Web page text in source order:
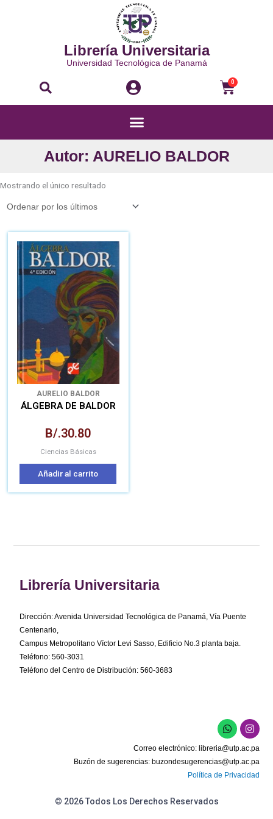
Librería Universitaria
Universidad Tecnológica de Panamá
Buscar 0
Menú
Autor: AURELIO BALDOR
Mostrando el único resultado
AURELIO BALDOR
ÁLGEBRA DE BALDOR
B/.30.80
Ciencias Básicas
Añadir al carrito
Librería Universitaria
Dirección: Avenida Universidad Tecnológica de Panamá, Vía Puente
Centenario,
Campus Metropolitano Víctor Levi Sasso, Edificio No.3 planta baja.
Teléfono: 560-3031
Teléfono del Centro de Distribución: 560-3683
W
h
a
t
s
a
p
I
n
s
t
a
g
r
Correo electrónico: libreria@utp.ac.pa
Buzón de sugerencias: buzondesugerencias@utp.ac.pa
Política de Privacidad
© 2026 Todos Los Derechos Reservados